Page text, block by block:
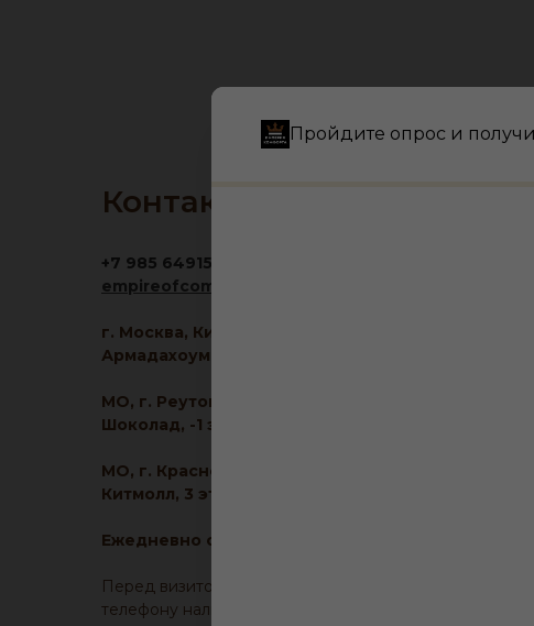
Пройдите опрос и
Контакты
+7 985 6491516
empireofcomfort@yandex.ru
г. Москва, Кировоградская ул., 11, корп. 1, ТЦ
Армадахоум, 1 этаж
МО, г. Реутов, МКАД 2-й км, д. 2, ТРЦ
Шоколад, -1 этаж
МО, г. Красногорск, ул. Ленина, д. 2, ТЦ
Китмолл, 3 этаж
Ежедневно с 10:00 до 21:00
Перед визитом, уточните у менеджера по
телефону наличие образца понравившейся